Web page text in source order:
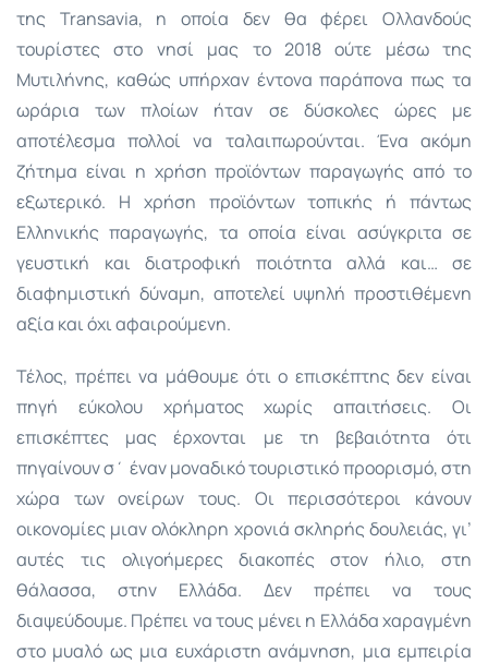
της Transavia, η οποία δεν θα φέρει Ολλανδούς
τουρίστες στο νησί μας το 2018 ούτε μέσω της
Μυτιλήνης, καθώς υπήρχαν έντονα παράπονα πως τα
ωράρια των πλοίων ήταν σε δύσκολες ώρες με
αποτέλεσμα πολλοί να ταλαιπωρούνται. Ένα ακόμη
ζήτημα είναι η χρήση προϊόντων παραγωγής από το
εξωτερικό. Η χρήση προϊόντων τοπικής ή πάντως
Ελληνικής παραγωγής, τα οποία είναι ασύγκριτα σε
γευστική και διατροφική ποιότητα αλλά και… σε
διαφημιστική δύναμη, αποτελεί υψηλή προστιθέμενη
αξία και όχι αφαιρούμενη.
Τέλος, πρέπει να μάθουμε ότι ο επισκέπτης δεν είναι
πηγή εύκολου χρήματος χωρίς απαιτήσεις. Οι
επισκέπτες μας έρχονται με τη βεβαιότητα ότι
πηγαίνουν σ΄ έναν μοναδικό τουριστικό προορισμό, στη
χώρα των ονείρων τους. Οι περισσότεροι κάνουν
οικονομίες μιαν ολόκληρη χρονιά σκληρής δουλειάς, γι’
αυτές τις ολιγοήμερες διακοπές στον ήλιο, στη
θάλασσα, στην Ελλάδα. Δεν πρέπει να τους
διαψεύδουμε. Πρέπει να τους μένει η Ελλάδα χαραγμένη
στο μυαλό ως μια ευχάριστη ανάμνηση, μια εμπειρία